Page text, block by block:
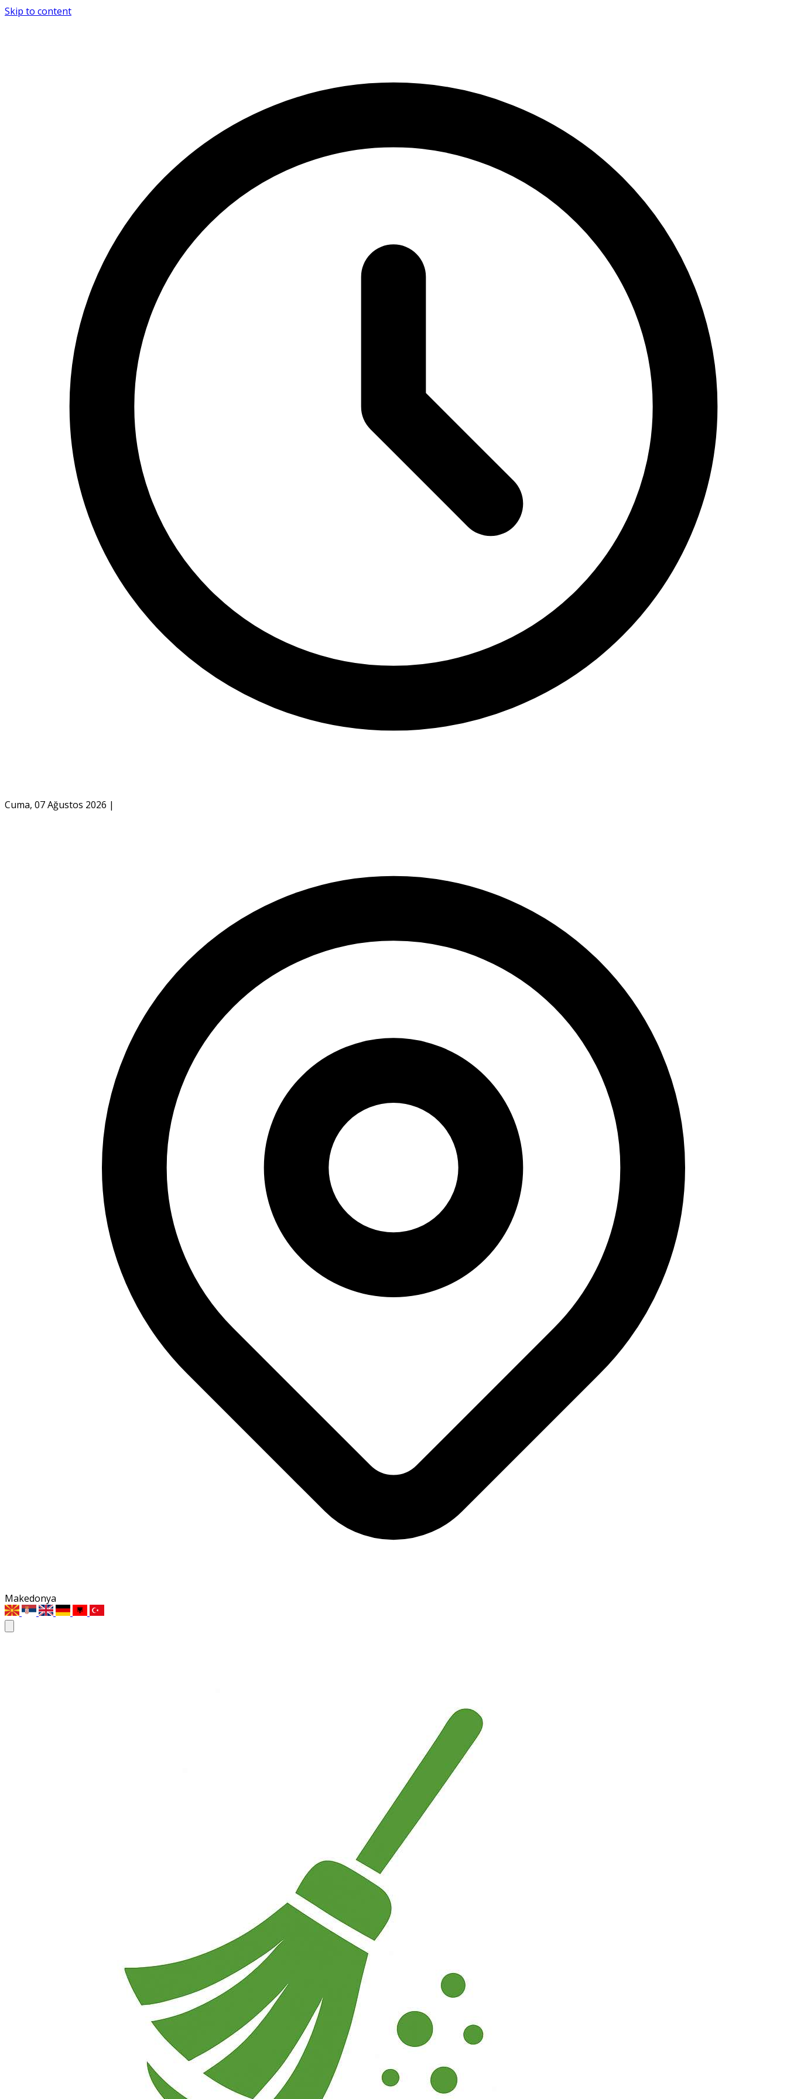
Skip to content
Cuma, 07 Ağustos 2026 |
Makedonya